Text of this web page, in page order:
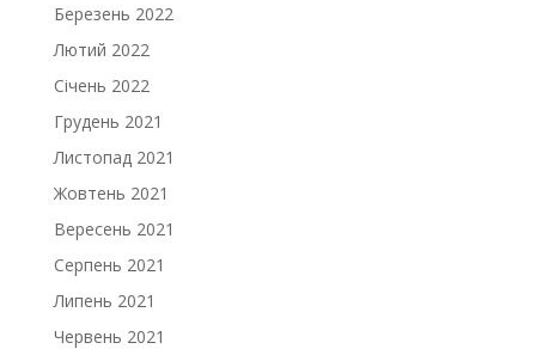
Березень 2022
Лютий 2022
Січень 2022
Грудень 2021
Листопад 2021
Жовтень 2021
Вересень 2021
Серпень 2021
Липень 2021
Червень 2021